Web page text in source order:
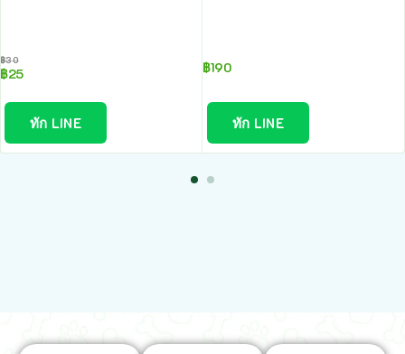
฿30
฿25
ทัก LINE
฿190
ทัก LINE